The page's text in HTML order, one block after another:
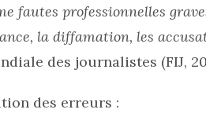
fautes professionnelles
la diffamation, les
des journalistes (FIJ,
des erreurs :